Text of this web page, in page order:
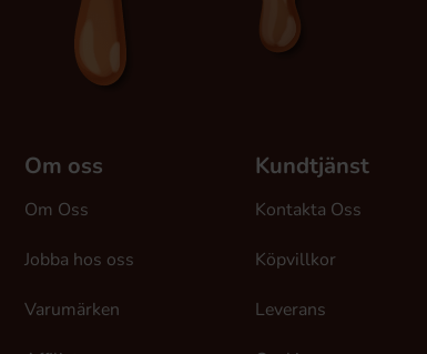
Om oss
Om Oss
Jobba hos oss
Varumärken
Kundtjänst
Kontakta Oss
Köpvillkor
Leverans